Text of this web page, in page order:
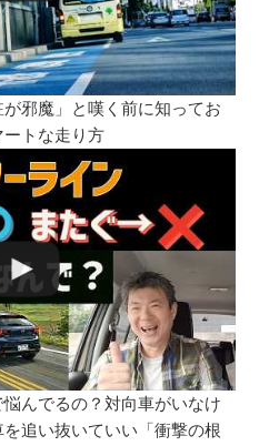
が邪魔」と嘆く前に知ってお
ートな走り方
んでるの？対向車がいなけ
追い抜いていい「衝撃の根